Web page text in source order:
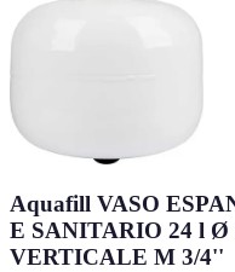
Aquafill VASO
E SANITARIO 24 l Ø
VERTICALE M 3/4''